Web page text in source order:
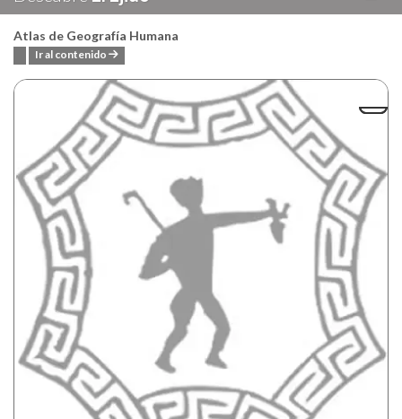
Atlas de Geografía Humana
Ir al contenido